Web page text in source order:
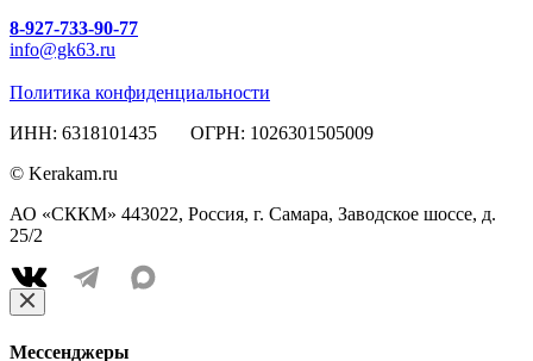
8-927-733-90-77
info@gk63.ru
Политика конфиденциальности
ИНН: 6318101435 ОГРН: 1026301505009
© Kerakam.ru
АО «СККМ» 443022, Россия, г. Самара, Заводское шоссе, д.
25/2
Мессенджеры